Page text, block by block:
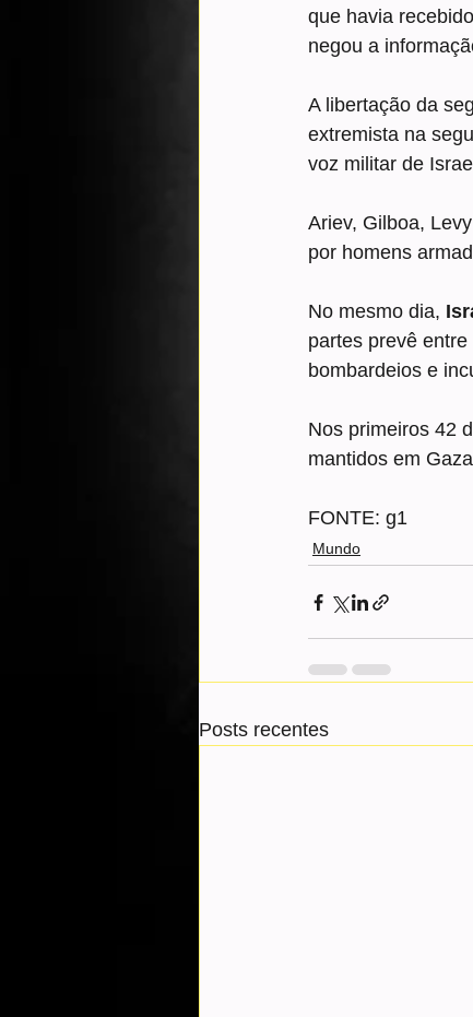
que havia
negou a
A libertação da
extremista na
voz militar de
Ariev, Gilboa,
por homens
No mesmo dia,
partes prevê
bombardeios e
Nos primeiros 42
mantidos em
FONTE: g1
Mundo
Posts recentes